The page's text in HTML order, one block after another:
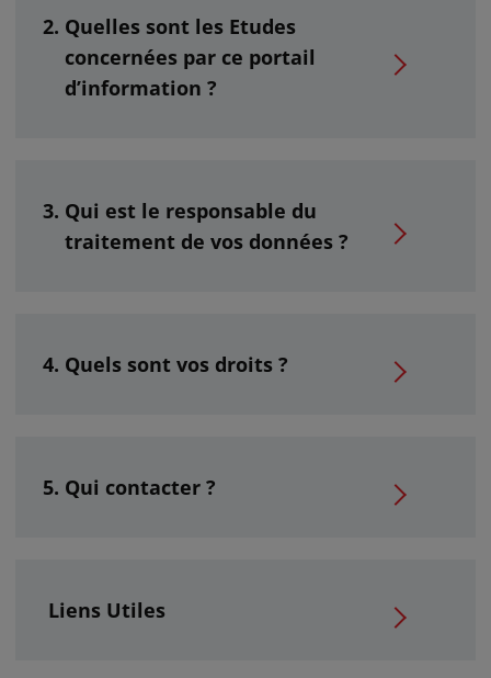
Quelles sont les Etudes
concernées par ce portail
d’information ?
Qui est le responsable du
traitement de vos données ?
Quels sont vos droits ?
Qui contacter ?
Liens Utiles